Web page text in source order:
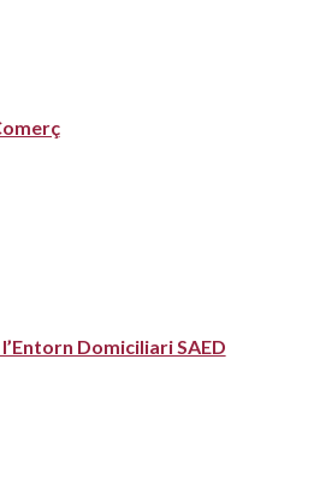
Domiciliari SAED